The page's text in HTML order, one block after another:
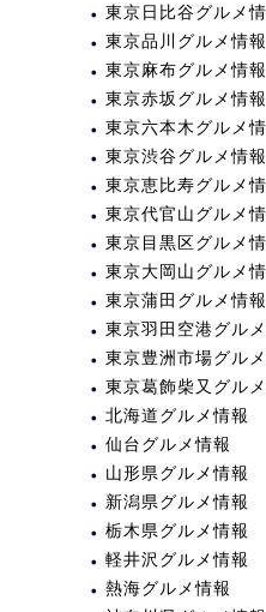
東京日比谷グルメ
東京品川グルメ情報
東京麻布グルメ情報
東京赤坂グルメ情報
東京六本木グルメ
東京渋谷グルメ情報
東京恵比寿グルメ
東京代官山グルメ
東京目黒区グルメ
東京大岡山グルメ
東京蒲田グルメ情報
東京羽田空港グル
東京豊洲市場グル
東京葛飾柴又グル
北海道グルメ情報
仙台グルメ情報
山形県グルメ情報
新潟県グルメ情報
栃木県グルメ情報
軽井沢グルメ情報
熱海グルメ情報